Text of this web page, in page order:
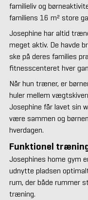
familieliv og
familiens 16 m² store
Josephine har altid
meget aktiv. De havde
ske på deres families
fitnesscenteret hver
Når hun træner, er
huler mellem
Josephine får lavet sin
være sammen og
hverdagen.
Funktionel
Josephines home gym
udnytte pladsen
rum, der både rummer
træning.